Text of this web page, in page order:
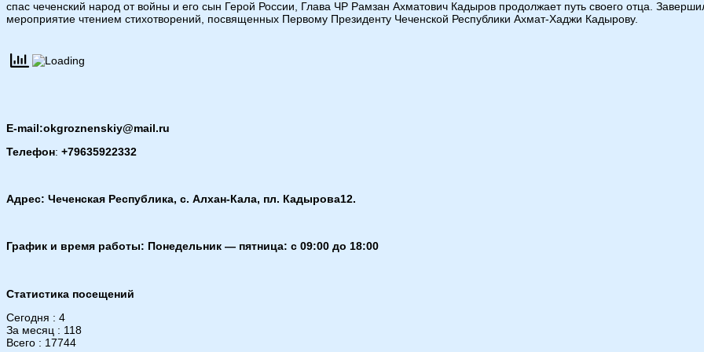
спас чеченский народ от войны и его сын Герой России, Глава ЧР Рамзан Ахматович Кадыров продолжает путь своего отца.
мероприятие чтением стихотворений, посвященных Первому Президенту Чеченской Республики Ахмат-Хаджи Кадырову.
E-mail:okgroznenskiy@mail.ru
Телефон: +79635922332
Адрес: Чеченская Республика, с. Алхан-Кала, пл. Кадырова12.
График и время работы: Понедельник — пятница: с 09:00 до 18:00
Статистика посещений
Сегодня : 4
За месяц : 118
Всего : 17744